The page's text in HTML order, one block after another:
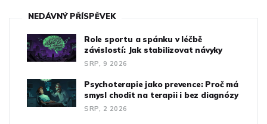
NEDÁVNÝ PŘÍSPĚVEK
Role sportu a spánku v léčbě
závislostí: Jak stabilizovat návyky
SRP, 9 2026
Psychoterapie jako prevence: Proč má
smysl chodit na terapii i bez diagnózy
SRP, 2 2026